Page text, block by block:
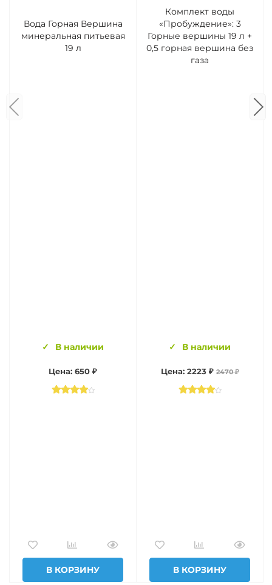
Вода Горная Вершина
минеральная питьевая
19 л
В наличии
Цена: 650 ₽
В КОРЗИНУ
Комплект воды
«Пробуждение»: 3
Горные вершины 19 л +
0,5 горная вершина без
газа
В наличии
Цена: 2223 ₽ 2470 ₽
В КОРЗИНУ